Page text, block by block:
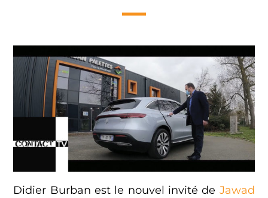
Didier Burban est le nouvel invité de Jawad